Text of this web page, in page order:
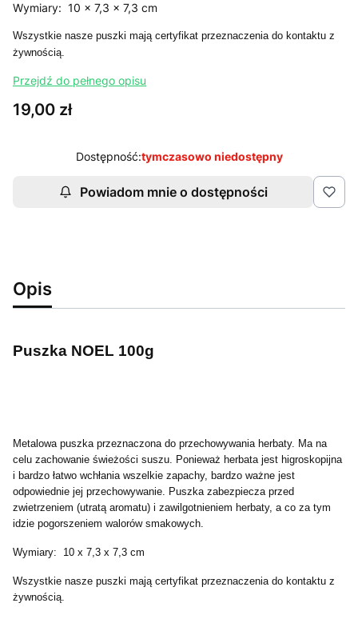
Wymiary: 10 x 7,3 x 7,3 cm
Wszystkie nasze puszki mają certyfikat przeznaczenia do kontaktu z
żywnością.
Przejdź do pełnego opisu
Cena
19,00 zł
Dostępność:tymczasowo niedostępny
Powiadom mnie o dostępności
Opis
Puszka NOEL 100g
Metalowa puszka przeznaczona do przechowywania herbaty. Ma na
celu zachowanie świeżości suszu. Ponieważ herbata jest higroskopijna
i bardzo łatwo wchłania wszelkie zapachy, bardzo ważne jest
odpowiednie jej przechowywanie. Puszka zabezpiecza przed
zwietrzeniem (utratą aromatu) i zawilgotnieniem herbaty, a co za tym
idzie pogorszeniem walorów smakowych.
Wymiary: 10 x 7,3 x 7,3 cm
Wszystkie nasze puszki mają certyfikat przeznaczenia do kontaktu z
żywnością.